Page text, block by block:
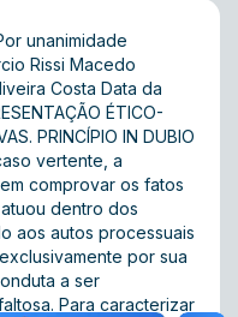
unanimidade
Rissi Macedo
Costa Data da
ÉTICO-
PRINCÍPIO IN DUBIO
vertente, a
comprovar os fatos
dentro dos
aos autos processuais
por sua
a ser
Para caracterizar